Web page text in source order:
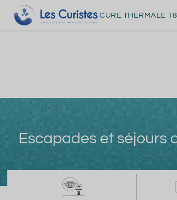
CURE THERMALE
Escapades et séjours